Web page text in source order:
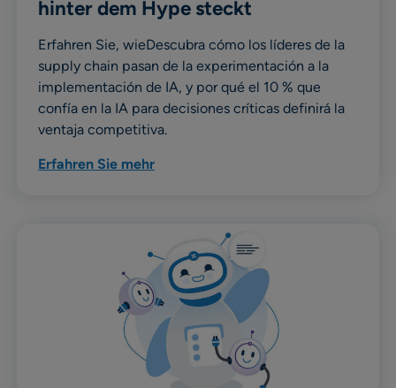
hinter dem Hype steckt
Erfahren Sie, wieDescubra cómo los líderes de la
supply chain pasan de la experimentación a la
implementación de IA, y por qué el 10 % que
confía en la IA para decisiones críticas definirá la
ventaja competitiva.
Erfahren Sie mehr